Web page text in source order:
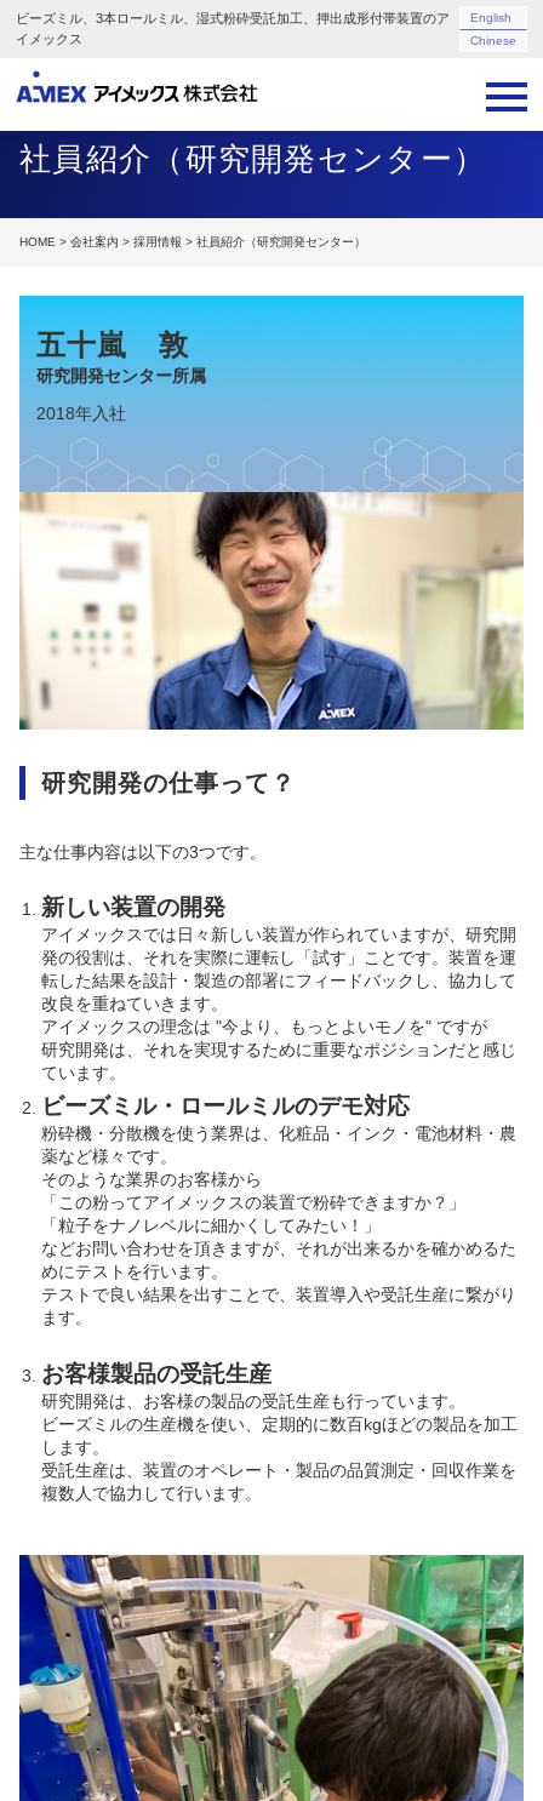
ビーズミル、3本ロールミル、湿式粉砕受託加工、押出成形付帯装置のア
イメックス
English
Chinese
社員紹介（研究開発センター）
HOME > 会社案内 > 採用情報 > 社員紹介（研究開発センター）
五十嵐 敦
研究開発センター所属
2018年入社
研究開発の仕事って？
主な仕事内容は以下の3つです。
新しい装置の開発
アイメックスでは日々新しい装置が作られていますが、研究開
発の役割は、それを実際に運転し「試す」ことです。装置を運
転した結果を設計・製造の部署にフィードバックし、協力して
改良を重ねていきます。
アイメックスの理念は "今より、もっとよいモノを" ですが
研究開発は、それを実現するために重要なポジションだと感じ
ています。
ビーズミル・ロールミルのデモ対応
粉砕機・分散機を使う業界は、化粧品・インク・電池材料・農
薬など様々です。
そのような業界のお客様から
「この粉ってアイメックスの装置で粉砕できますか？」
「粒子をナノレベルに細かくしてみたい！」
などお問い合わせを頂きますが、それが出来るかを確かめるた
めにテストを行います。
テストで良い結果を出すことで、装置導入や受託生産に繋がり
ます。
お客様製品の受託生産
研究開発は、お客様の製品の受託生産も行っています。
ビーズミルの生産機を使い、定期的に数百kgほどの製品を加工
します。
受託生産は、装置のオペレート・製品の品質測定・回収作業を
複数人で協力して行います。